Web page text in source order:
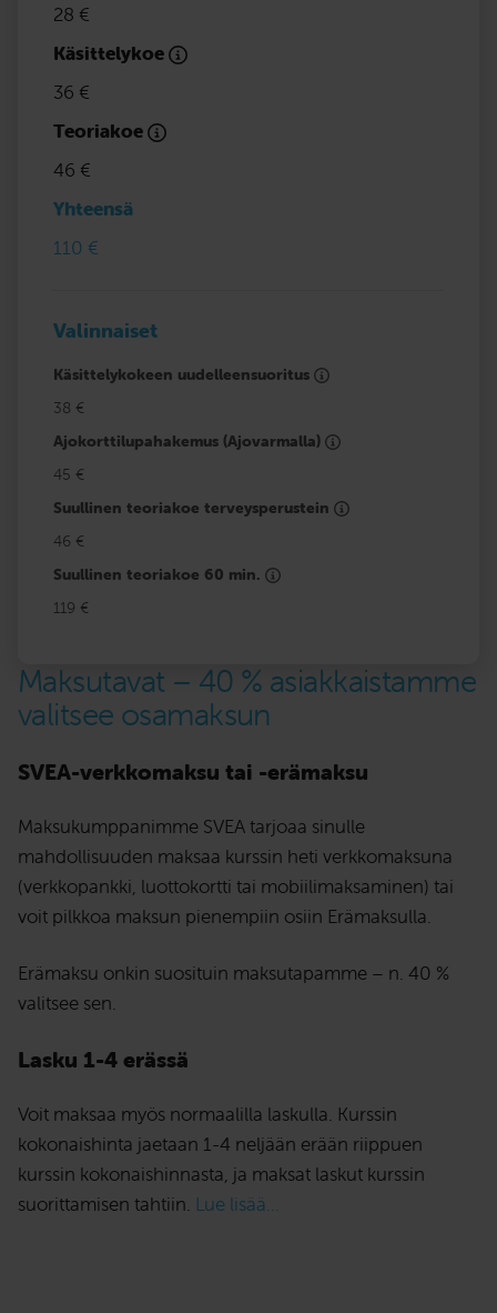
28 €
Käsittelykoe
36 €
Teoriakoe
46 €
Yhteensä
110 €
Valinnaiset
Käsittelykokeen uudelleensuoritus
38 €
Ajokorttilupahakemus (Ajovarmalla)
45 €
Suullinen teoriakoe terveysperustein
46 €
Suullinen teoriakoe 60 min.
119 €
Maksutavat – 40 % asiakkaistamme
valitsee osamaksun
SVEA-verkkomaksu tai -erämaksu
Maksukumppanimme SVEA tarjoaa sinulle
mahdollisuuden maksaa kurssin heti verkkomaksuna
(verkkopankki, luottokortti tai mobiilimaksaminen) tai
voit pilkkoa maksun pienempiin osiin Erämaksulla.
Erämaksu onkin suosituin maksutapamme – n. 40 %
valitsee sen.
Lasku 1-4 erässä
Voit maksaa myös normaalilla laskulla. Kurssin
kokonaishinta jaetaan 1-4 neljään erään riippuen
kurssin kokonaishinnasta, ja maksat laskut kurssin
suorittamisen tahtiin. Lue lisää...